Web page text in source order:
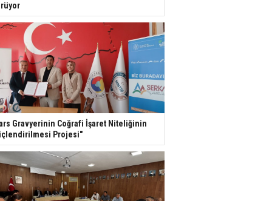
Gravyerinin Coğrafi İşaret Niteliğinin
Projesi"